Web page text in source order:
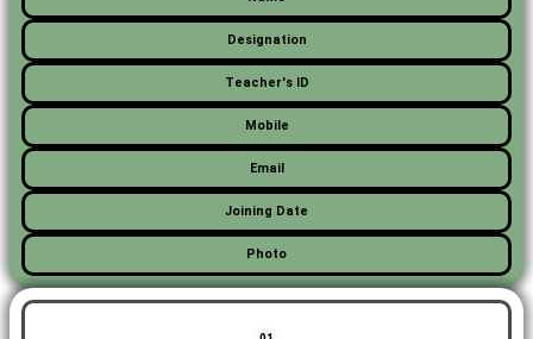
Designation
Teacher's ID
Mobile
Email
Joining Date
Photo